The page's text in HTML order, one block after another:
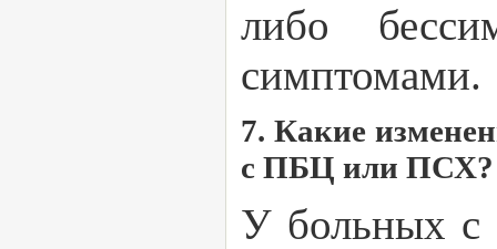
либо
симптомами.
7. Какие
с ПБЦ или ПСХ?
У больных с